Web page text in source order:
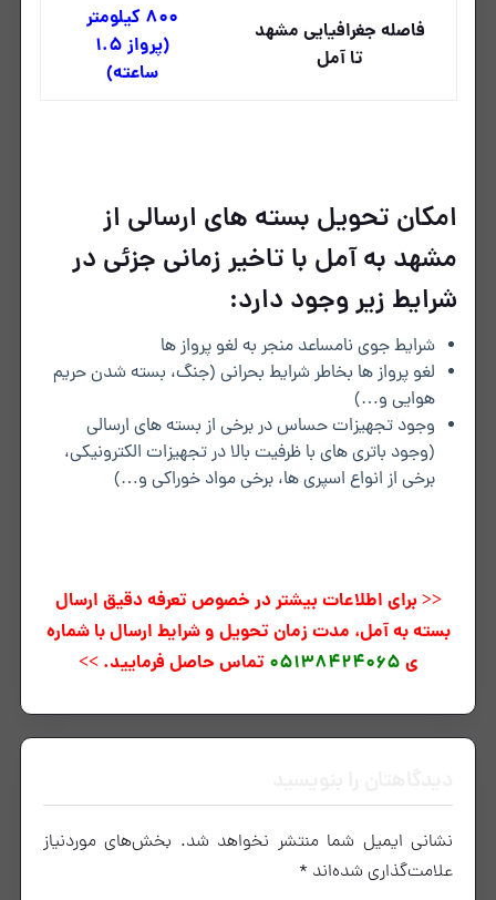
فاصله جغرافیایی مشهد
تا آمل
800 کیلومتر
(پرواز 1.5
ساعته)
امکان تحویل بسته های ارسالی از
مشهد به آمل با تاخیر زمانی جزئی در
شرایط زیر وجود دارد:
شرایط جوی نامساعد منجر به لغو پرواز ها
لغو پرواز ها بخاطر شرایط بحرانی (جنگ، بسته شدن حریم
هوایی و…)
وجود تجهیزات حساس در برخی از بسته های ارسالی
(وجود باتری های با ظرفیت بالا در تجهیزات الکترونیکی،
برخی از انواع اسپری ها، برخی مواد خوراکی و…)
<< برای اطلاعات بیشتر در خصوص تعرفه دقیق ارسال
بسته به آمل، مدت زمان تحویل و شرایط ارسال با شماره
ی 05138424065 تماس حاصل فرمایید. >>
نشانی ایمیل شما منتشر نخواهد شد. بخش‌های موردنیاز
علامت‌گذاری شده‌اند *